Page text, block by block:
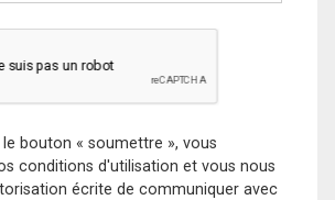
le bouton « soumettre », vous
conditions d'utilisation et vous nous
écrite de communiquer avec